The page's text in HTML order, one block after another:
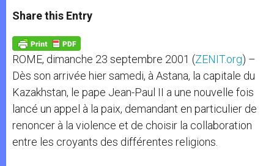
t
s
p
p
s
e
g
e
r
e
b
o
k
Share this Entry
ROME, dimanche 23 septembre 2001 (ZENIT.org) –
Dès son arrivée hier samedi, à Astana, la capitale du
Kazakhstan, le pape Jean-Paul II a une nouvelle fois
lancé un appel à la paix, demandant en particulier de
renoncer à la violence et de choisir la collaboration
entre les croyants des différentes religions.